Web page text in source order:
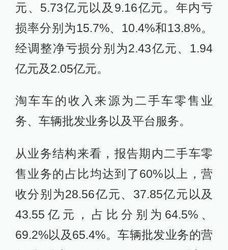
元、5.73亿元以及9.16亿元。年内亏
损率分别为15.7%、10.4%和13.8%。
经调整净亏损分别为2.43亿元、1.94
亿元及2.05亿元。
淘车车的收入来源为二手车零售业
务、车辆批发业务以及平台服务。
从业务结构来看，报告期内二手车零
售业务的占比均达到了60%以上，营
收分别为28.56亿元、37.85亿元以及
43.55亿元，占比分别为64.5%、
69.2%以及65.4%。车辆批发业务的营